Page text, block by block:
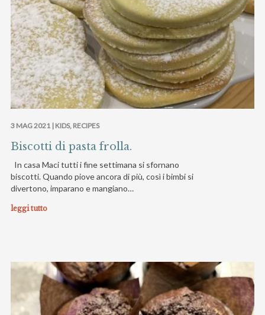
3 MAG 2021 | KIDS, RECIPES
Biscotti di pasta frolla.
In casa Maci tutti i fine settimana si sfornano
biscotti. Quando piove ancora di più, così i bimbi si
divertono, imparano e mangiano…
leggi tutto